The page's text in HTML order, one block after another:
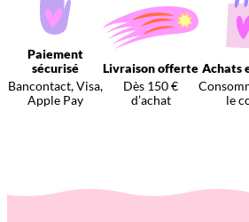
Paiement
sécurisé
Bancontact, Visa,
Apple Pay
Livraison offerte
Dès 150 €
d’achat
Achats
le